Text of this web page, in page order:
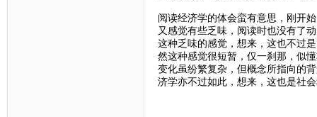
阅读经济学的体会蛮有意思，刚开
又感觉有些乏味，阅读时也没有了
这种乏味的感觉，想来，这也不过
然这种感觉很短暂，仅一刹那，似
变化虽纷繁复杂，但概念所指向的
济学亦不过如此，想来，这也是社